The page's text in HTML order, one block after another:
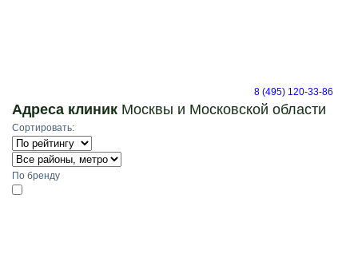
8 (495) 120-33-86
Адреса клиник Москвы и Московской области
Сортировать:
По бренду